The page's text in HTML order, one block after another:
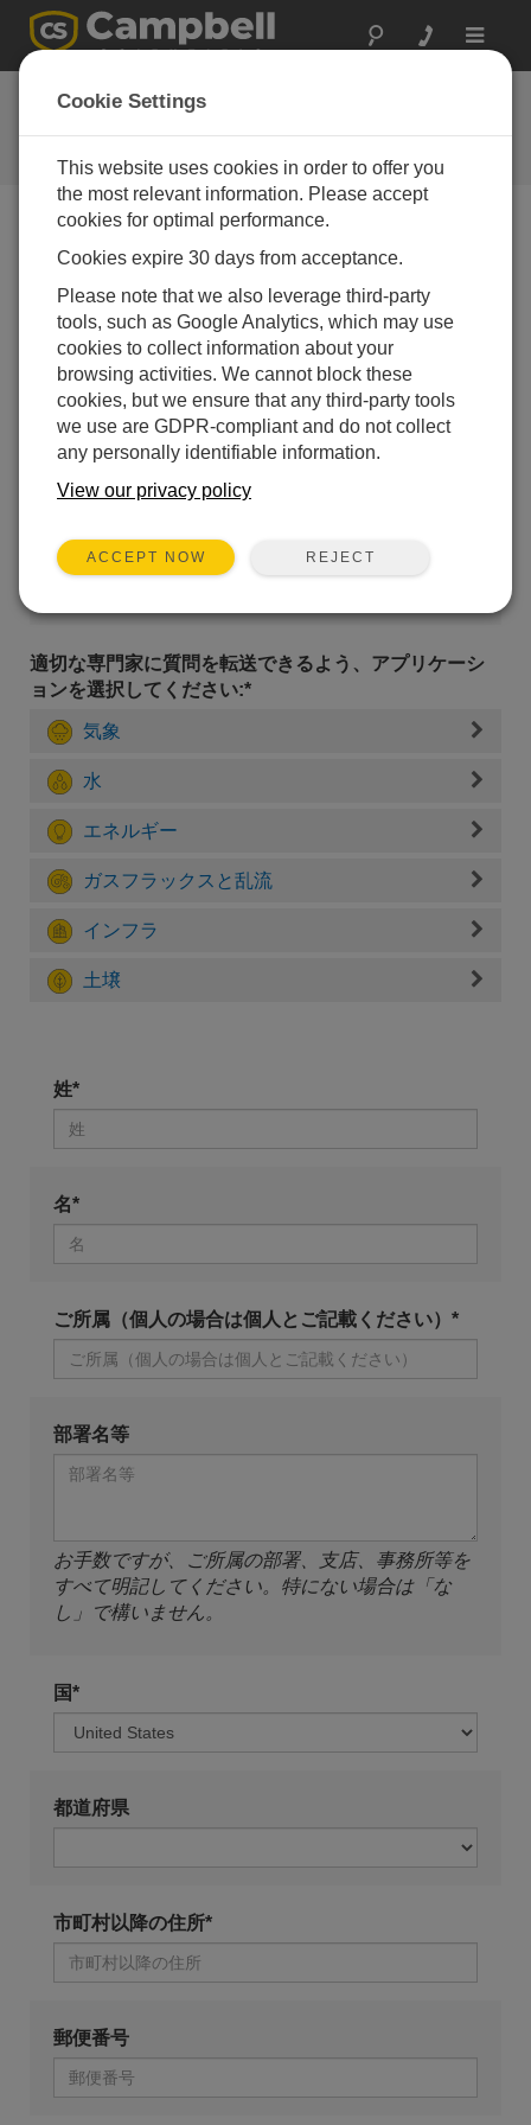
Toggle
お問い合わせ
通常1営業日以内に対応いたしま
す。
家がご連絡いたします。* = 必須項目です。
質問の種類を選択してください:
購入や見積について 技術的な質問
ここに質問を入力してください:*
適切な専門家に質問を転送できるよう、アプリケーシ
ョンを選択してください:*
気象
水
エネルギー
ガスフラックスと乱流
インフラ
土壌
姓*
名*
ご所属（個人の場合は個人とご記載ください）*
部署名等
お手数ですが、ご所属の部署、支店、事務所等を
すべて明記してください。特にない場合は「な
し」で構いません。
国*
都道府県
市町村以降の住所*
郵便番号
Cookie Settings
This website uses cookies in order to offer you
the most relevant information. Please accept
cookies for optimal performance.
Cookies expire 30 days from acceptance.
Please note that we also leverage third-party
tools, such as Google Analytics, which may use
cookies to collect information about your
browsing activities. We cannot block these
cookies, but we ensure that any third-party tools
we use are GDPR-compliant and do not collect
any personally identifiable information.
View our privacy policy
ACCEPT NOW REJECT